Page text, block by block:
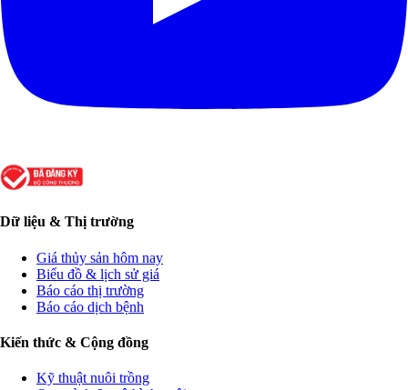
Dữ liệu & Thị trường
Giá thủy sản hôm nay
Biểu đồ & lịch sử giá
Báo cáo thị trường
Báo cáo dịch bệnh
Kiến thức & Cộng đồng
Kỹ thuật nuôi trồng